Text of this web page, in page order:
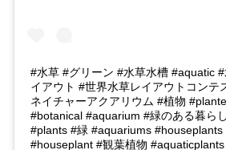
#水草 #グリーン #水草水槽 #aquatic
イアウト #世界水草レイアウトコンテ
ネイチャーアクアリウム #植物
#botanical #aquarium #緑のある暮らし
#plants #緑 #aquariums #houseplants
#houseplant #観葉植物 #aquaticplants